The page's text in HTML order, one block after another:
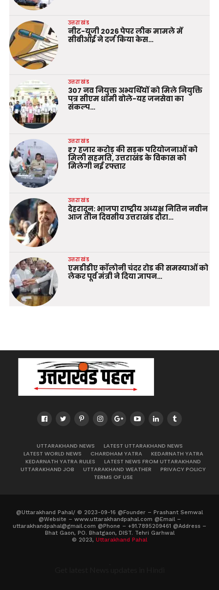
उत्तराखंड
नीट-यूजी 2026 पेपर लीक मामले में
सीबीआई ने दर्ज किया केस…
उत्तराखंड
307 नव नियुक्त अभ्यर्थियों को मिले नियुक्ति
पत्र सीएम धामी बोले-यह जनसेवा का
संकल्प…
उत्तराखंड
₹7 हजार करोड़ की सड़क परियोजनाओं को
मिली सहमति, उत्तराखंड के विकास को
मिलेगी नई रफ्तार
उत्तराखंड
देहरादून: भाजपा राष्ट्रीय अध्यक्ष नितिन नवीन
आज तीन दिवसीय उत्तराखंड दौरा…
उत्तराखंड
एमडीडीए कॉलोनी चंदर रोड की समस्याओं को
लेकर पूर्व मंत्री ने दिया ज्ञापन…
UTTARAKHAND NEWS
LATEST UTTARAKHAND NEWS
LATEST WORLD NEWS
CHARDHAM YATRA
KEDARNATH YATRA
KEDARNATH YATRA RULES
LATEST NEWS FROM UTTARAKHAND
UTTARAKHAND JOB
UTTARAKHAND WEATHER
PRIVACY POLICY
TERMS OF USE
@Uttarakhand Pahal/ © 2023-09-16 @Founder – Prashant Semwal
@Website – www.uttarakhandpahal.com @Email –
uttarakhandpahal@gmail.com @Phone – +91.7895209461 @Address –
Bhat Gaon, PO. Bhatgaon, DIST. Tehri Garhwal
© 2023, Uttarakhand Pahal